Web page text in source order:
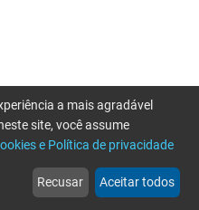
web
Notícias
more_horiz
Mais
a mais agradável
site, você assume
e Política de privacidade
Recusar Aceitar todos
tente novamente